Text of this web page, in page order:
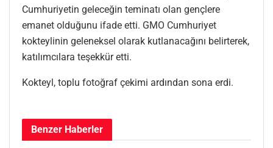
Cumhuriyetin geleceğin teminatı olan gençlere
emanet olduğunu ifade etti. GMO Cumhuriyet
kokteylinin geleneksel olarak kutlanacağını belirterek,
katılımcılara teşekkür etti.
Kokteyl, toplu fotoğraf çekimi ardından sona erdi.
Benzer Haberler